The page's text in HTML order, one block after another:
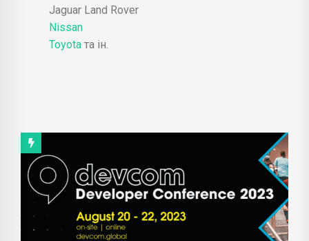
Jaguar Land Rover
Nissan
Toyota та ін.